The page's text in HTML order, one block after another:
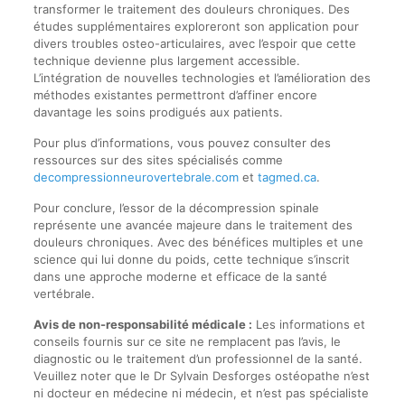
transformer le traitement des douleurs chroniques. Des
études supplémentaires exploreront son application pour
divers troubles osteo-articulaires, avec l’espoir que cette
technique devienne plus largement accessible.
L’intégration de nouvelles technologies et l’amélioration des
méthodes existantes permettront d’affiner encore
davantage les soins prodigués aux patients.
Pour plus d’informations, vous pouvez consulter des
ressources sur des sites spécialisés comme
decompressionneurovertebrale.comet tagmed.ca.
Pour conclure, l’essor de la décompression spinale
représente une avancée majeure dans le traitement des
douleurs chroniques. Avec des bénéfices multiples et une
science qui lui donne du poids, cette technique s’inscrit
dans une approche moderne et efficace de la santé
vertébrale.
Avis de non-responsabilité médicale : Les informations et
conseils fournis sur ce site ne remplacent pas l’avis, le
diagnostic ou le traitement d’un professionnel de la santé.
Veuillez noter que le Dr Sylvain Desforges ostéopathe n’est
ni docteur en médecine ni médecin, et n’est pas spécialiste